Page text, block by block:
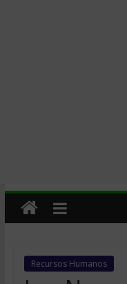
Recursos Humanos